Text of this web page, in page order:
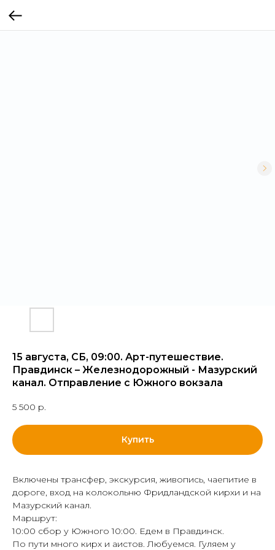
15 августа, СБ, 09:00. Арт-путешествие.
Правдинск – Железнодорожный - Мазурский
канал. Отправление с Южного вокзала
5 500 р.
Купить
Включены трансфер, экскурсия, живопись, чаепитие в
дороге, вход на колокольню Фридландской кирхи и на
Мазурский канал.
Маршрут:
10:00 сбор у Южного 10:00. Едем в Правдинск.
По пути много кирх и аистов. Любуемся. Гуляем у